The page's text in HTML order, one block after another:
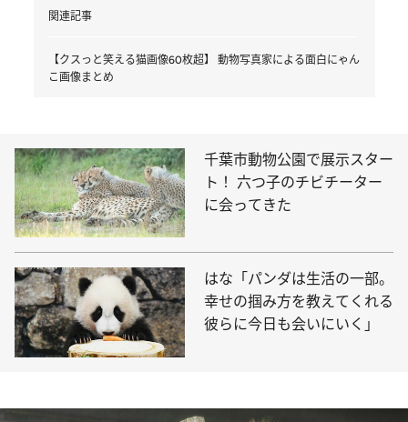
関連記事
【クスっと笑える猫画像60枚超】 動物写真家による面白にゃん
こ画像まとめ
千葉市動物公園で展示スター
ト！ 六つ子のチビチーター
に会ってきた
はな「パンダは生活の一部。
幸せの掴み方を教えてくれる
彼らに今日も会いにいく」